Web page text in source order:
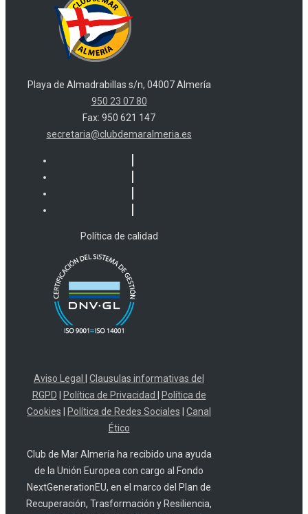
Playa de Almadrabillas s/n, 04007 Almería
950 23 07 80
Fax: 950 621 147
secretaria@clubdemaralmeria.es
Política de calidad
Aviso Legal
Clausulas informativas del
RGPD
Política de Privacidad
Política de
Cookies
Política de Redes Sociales
Canal
Ético
Club de Mar Almería ha recibido una ayuda
de la Unión Europea con cargo al Fondo
NextGenerationEU, en el marco del Plan de
Recuperación, Trasformación y Resiliencia,